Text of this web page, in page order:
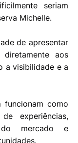
seriam
Michelle.
de apresentar
aos
a visibilidade e a
funcionam como
experiências,
do mercado e